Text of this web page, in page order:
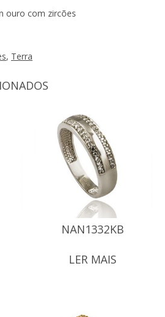
ouro com zircões
, Terra
NAN1332KB
LER MAIS